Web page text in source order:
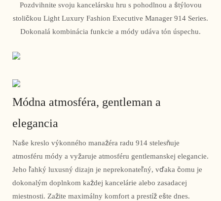
Pozdvihnite svoju kancelársku hru s pohodlnou a štýlovou
stoličkou Light Luxury Fashion Executive Manager 914 Series.
Dokonalá kombinácia funkcie a módy udáva tón úspechu.
Módna atmosféra, gentleman a
elegancia
Naše kreslo výkonného manažéra radu 914 stelesňuje
atmosféru módy a vyžaruje atmosféru gentlemanskej elegancie.
Jeho ľahký luxusný dizajn je neprekonateľný, vďaka čomu je
dokonalým doplnkom každej kancelárie alebo zasadacej
miestnosti. Zažite maximálny komfort a prestíž ešte dnes.